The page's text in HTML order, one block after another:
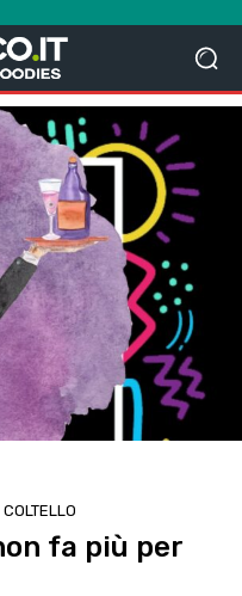
fa più per